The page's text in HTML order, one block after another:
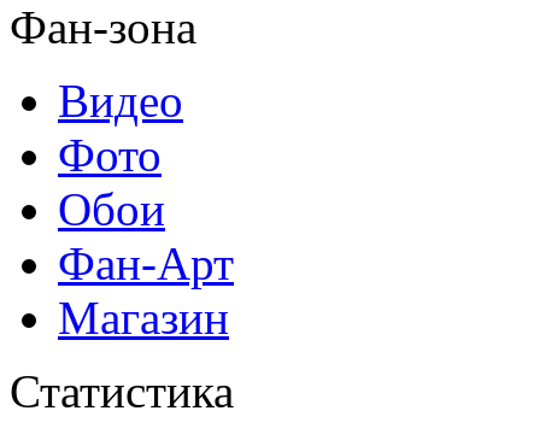
Фан-зона
Видео
Фото
Обои
Фан-Арт
Магазин
Статистика